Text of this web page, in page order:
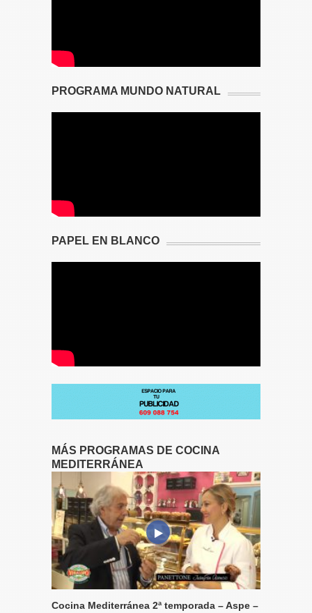
PROGRAMA MUNDO NATURAL
PAPEL EN BLANCO
MÁS PROGRAMAS DE COCINA
MEDITERRÁNEA
Cocina Mediterránea 2ª temporada – Aspe –